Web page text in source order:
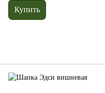
Купить